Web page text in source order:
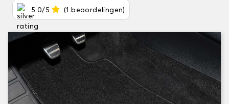
5.0/5 (1 beoordelingen)